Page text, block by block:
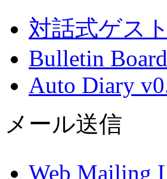
対話式ゲス
Bulletin
Auto Diary
メール送信
Web Mailing